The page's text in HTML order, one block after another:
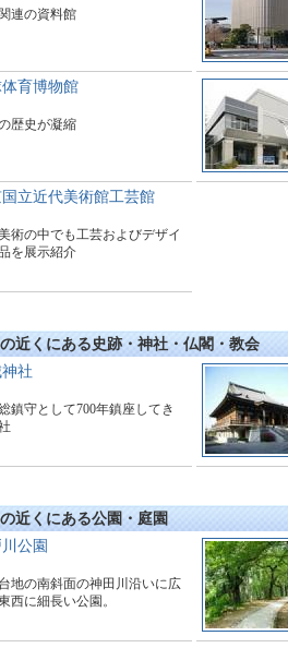
連の資料館
育博物館
歴史が凝縮
立近代美術館工芸館
術の中でも工芸およびデザイ
を展示紹介
近くにある史跡・神社・仏閣・教会
社
鎮守として700年鎮座してき
近くにある公園・庭園
公園
地の南斜面の神田川沿いに広
西に細長い公園。